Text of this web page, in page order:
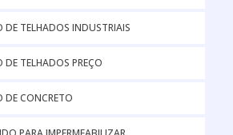
DE TELHADOS INDUSTRIAIS
DE TELHADOS PREÇO
DE CONCRETO